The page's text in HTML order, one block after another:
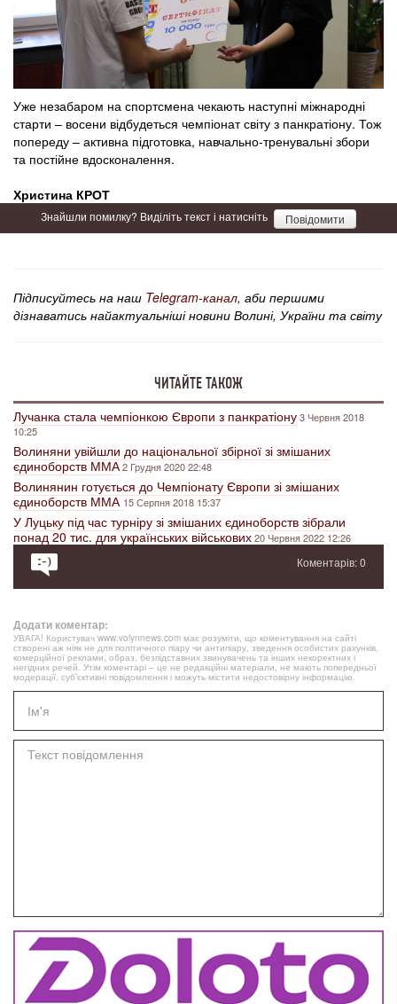
Уже незабаром на спортсмена чекають наступні міжнародні
старти – восени відбудеться чемпіонат світу з панкратіону. Тож
попереду – активна підготовка, навчально-тренувальні збори
та постійне вдосконалення.
Христина КРОТ
Знайшли помилку? Виділіть текст і натисніть Повідомити
Підписуйтесь на наш Telegram-канал, аби першими
дізнаватись найактуальніші новини Волині, України та світу
ЧИТАЙТЕ ТАКОЖ
Лучанка стала чемпіонкою Європи з панкратіону3 Червня 2018
10:25
Волиняни увійшли до національної збірної зі змішаних
єдиноборств ММА2 Грудня 2020 22:48
Волинянин готується до Чемпіонату Європи зі змішаних
єдиноборств ММА15 Серпня 2018 15:37
У Луцьку під час турніру зі змішаних єдиноборств зібрали
понад 20 тис. для українських військових20 Червня 2022 12:26
Коментарів: 0
Додати коментар:
УВАГА! Користувач www.volynnews.com має розуміти, що коментування на сайті
створені аж ніяк не для політичного піару чи антипіару, зведення особистих рахунків,
комерційної реклами, образ, безпідставних звинувачень та інших некоректних і
негідних речей. Утім коментарі – це не редакційні матеріали, не мають попередньої
модерації, суб’єктивні повідомлення і можуть містити недостовірну інформацію.